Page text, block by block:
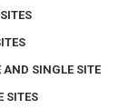
SINGLE SITE
SITES